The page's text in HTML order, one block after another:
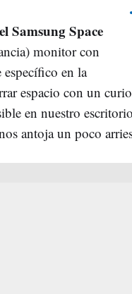
Samsung Space
monitor con
en la
espacio con un
en nuestro
antoja un poco